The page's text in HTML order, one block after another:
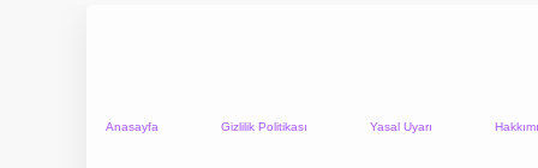
Anasayfa Gizlilik Politikası Yasal Uyarı